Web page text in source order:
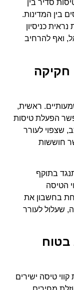
סדיר בין
בין המדינות.
כניסיון
ואף להרחיב
חקיקה
ראשית,
הפעלת טיסות
שצפוי לעורר
חוששות
בתוקף
הטיסה
בחשבון את
שעלול לעורר
בטוח
טיסה ישירים